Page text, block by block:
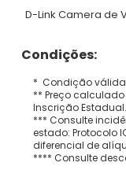
D-Link Camera de
Condições:
* Condição
** Preço
Inscrição Estadual.
*** Consulte
estado: Protocolo
diferencial de
**** Consulte